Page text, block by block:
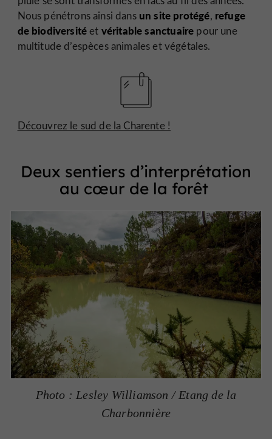
Nous pénétrons ainsi dans un site protégé, refuge
de biodiversitéet véritable sanctuaire pour une
multitude d’espèces animales et végétales.
Découvrez le sud de la Charente !
Deux sentiers d’interprétation
au cœur de la forêt
Photo : Lesley Williamson / Etang de la
Charbonnière